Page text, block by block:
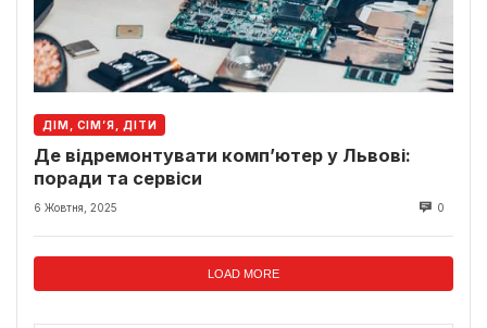
ДІМ, СІМ’Я, ДІТИ
Де відремонтувати комп’ютер у Львові:
поради та сервіси
6 Жовтня, 2025 0
LOAD MORE